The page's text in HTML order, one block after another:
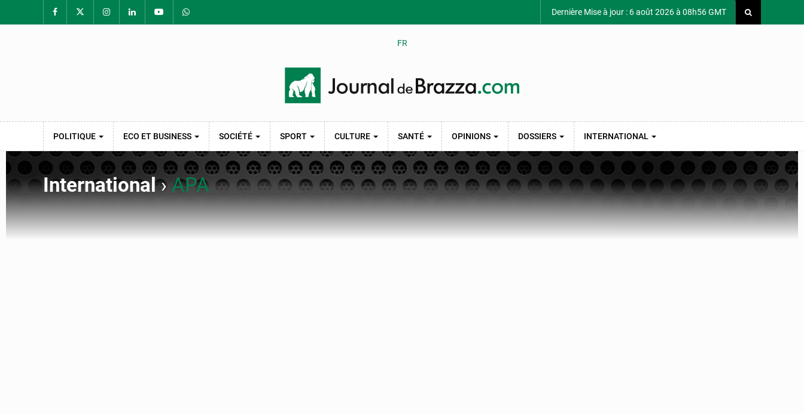
Dernière Mise à jour : 6 août 2026 à 08h56 GMT
FR
POLITIQUE ECO ET BUSINESS SOCIÉTÉ SPORT CULTURE SANTÉ OPINIONS DOSSIERS INTERNATIONAL
International›APA